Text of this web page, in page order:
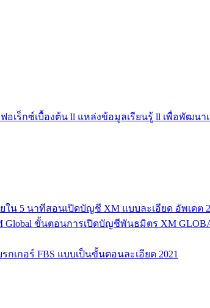
ฟอเร็กซ์เบื้องต้น ll แหล่งข้อมูลเรียนรู้ ll เพื่อพัฒนา
น 5 นาทีสอนเปิดบัญชี XM แบบละเอียด อัพเดต
ขั้นตอนการเปิดบัญชีพันธมิตร XM
กเกอร์ FBS แบบเป็นขั้นตอนละเอียด 2021